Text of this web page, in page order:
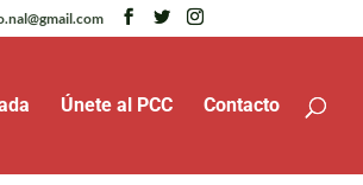
Únete al PCC Contacto